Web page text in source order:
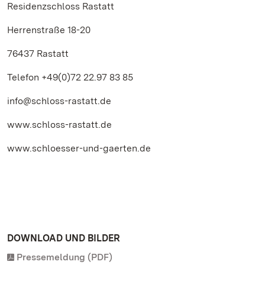
Residenzschloss Rastatt
Herrenstraße 18-20
76437 Rastatt
Telefon +49(0)72 22.97 83 85
info@schloss-rastatt.de
www.schloss-rastatt.de
www.schloesser-und-gaerten.de
DOWNLOAD UND BILDER
Pressemeldung (PDF)